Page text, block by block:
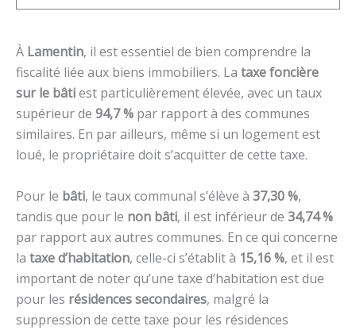
À Lamentin, il est essentiel de bien comprendre la
fiscalité liée aux biens immobiliers. La taxe foncière
sur le bâtiest particulièrement élevée, avec un taux
supérieur de 94,7 % par rapport à des communes
similaires. En par ailleurs, même si un logement est
loué, le propriétaire doit s’acquitter de cette taxe.
Pour le bâti, le taux communal s’élève à 37,30 %,
tandis que pour le non bâti, il est inférieur de 34,74 %
par rapport aux autres communes. En ce qui concerne
la taxe d’habitation, celle-ci s’établit à 15,16 %, et il est
important de noter qu’une taxe d’habitation est due
pour les résidences secondaires, malgré la
suppression de cette taxe pour les résidences